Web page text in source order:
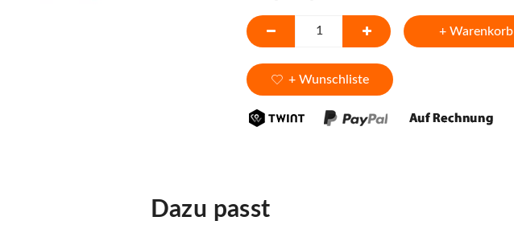
+ Warenkorb
+ Wunschliste
Dazu passt